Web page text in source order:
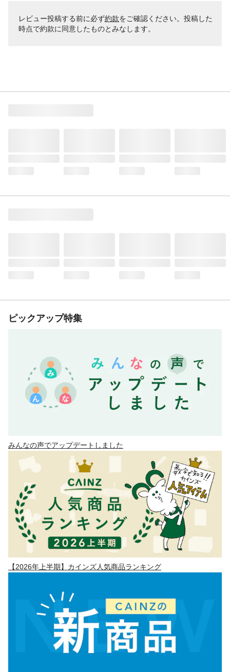
レビュー投稿する前に必ず約款をご確認ください。投稿した
時点で約款に同意したものとみなします。
ピックアップ特集
みんなの声でアップデートしました
【2026年上半期】カインズ人気商品ランキング